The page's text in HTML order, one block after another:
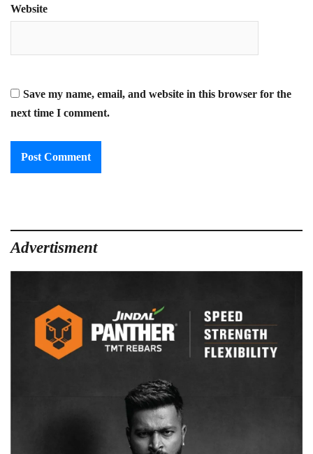
Website
Save my name, email, and website in this browser for the
next time I comment.
Advertisment